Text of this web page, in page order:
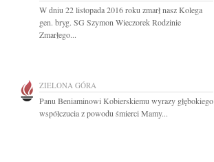
W dniu 22 listopada 2016 roku zmarł nasz Kolega
gen. bryg. SG Szymon Wieczorek Rodzinie
Zmarłego...
ZIELONA GÓRA
Panu Beniaminowi Kobierskiemu wyrazy głębokiego
współczucia z powodu śmierci Mamy...